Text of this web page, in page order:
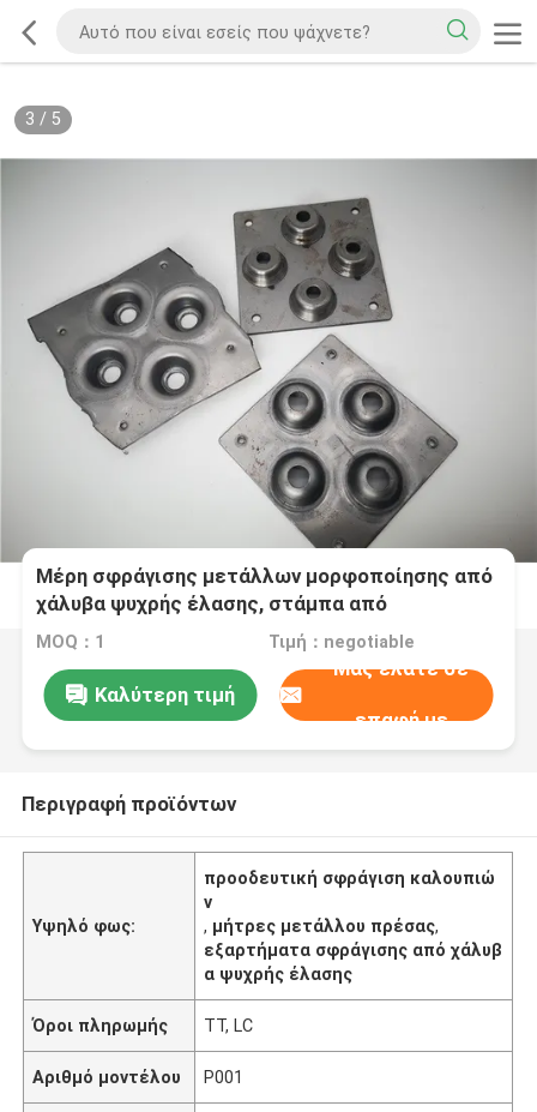
3 / 5
Μέρη σφράγισης μετάλλων μορφοποίησης από
χάλυβα ψυχρής έλασης, στάμπα από
ανοξείδωτο χάλυβα
MOQ：1 Τιμή：negotiable
Καλύτερη τιμή
Μας ελάτε σε
επαφή με
Περιγραφή προϊόντων
Υψηλό φως:
προοδευτική σφράγιση καλουπιώ
ν
, μήτρες μετάλλου πρέσας,
εξαρτήματα σφράγισης από χάλυβ
α ψυχρής έλασης
Όροι πληρωμής TT, LC
Αριθμό μοντέλου P001